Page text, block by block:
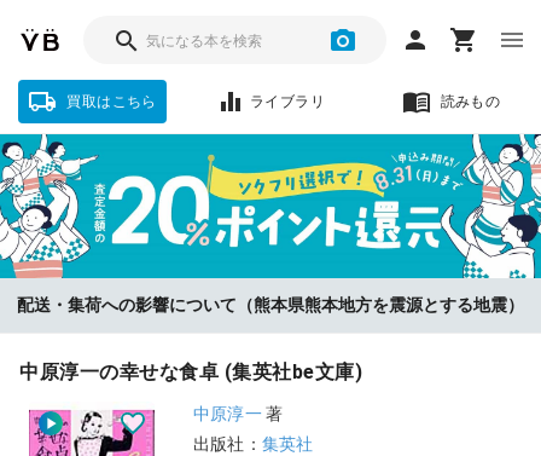
買取はこちら ライブラリ 読みもの
ソクフリをお選びいただいた方に、査定金額の『20%』をポイント還
配送・集荷への影響について（熊本県熊本地方を震源とする地震）
中原淳一の幸せな食卓 (集英社be文庫)
中原淳一著
出版社： 集英社